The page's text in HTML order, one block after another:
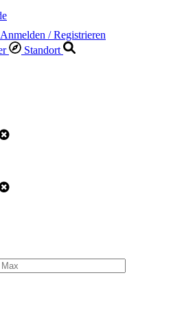
Anmelden / Registrieren
Standort